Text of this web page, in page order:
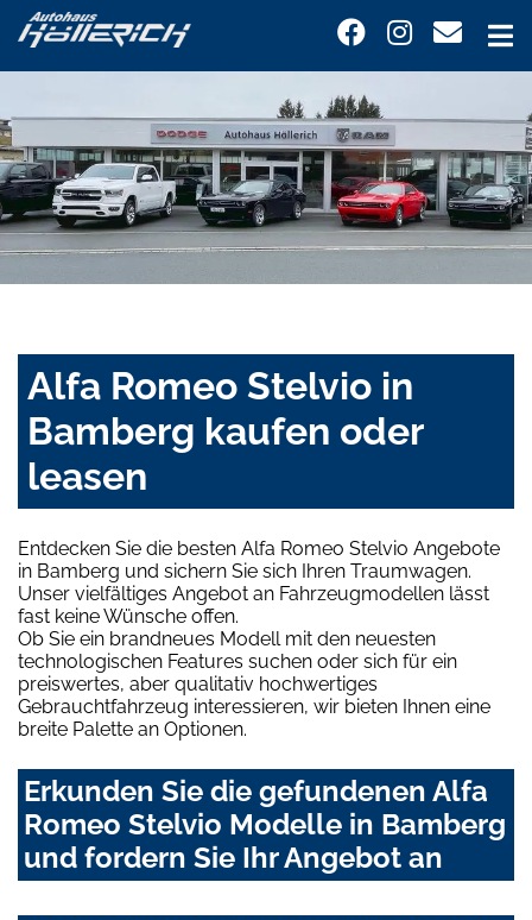
Alfa Romeo Stelvio in
Bamberg kaufen oder
leasen
Entdecken Sie die besten Alfa Romeo Stelvio Angebote
in Bamberg und sichern Sie sich Ihren Traumwagen.
Unser vielfältiges Angebot an Fahrzeugmodellen lässt
fast keine Wünsche offen.
Ob Sie ein brandneues Modell mit den neuesten
technologischen Features suchen oder sich für ein
preiswertes, aber qualitativ hochwertiges
Gebrauchtfahrzeug interessieren, wir bieten Ihnen eine
breite Palette an Optionen.
Erkunden Sie die gefundenen Alfa
Romeo Stelvio Modelle in Bamberg
und fordern Sie Ihr Angebot an